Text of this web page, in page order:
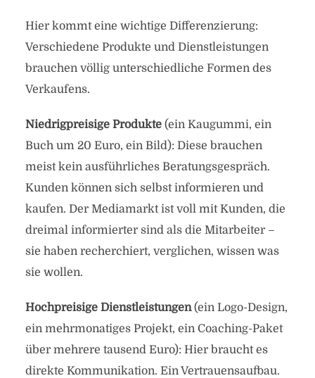
Hier kommt eine wichtige Differenzierung:
Verschiedene Produkte und Dienstleistungen
brauchen völlig unterschiedliche Formen des
Verkaufens.
Niedrigpreisige Produkte(ein Kaugummi, ein
Buch um 20 Euro, ein Bild): Diese brauchen
meist kein ausführliches Beratungsgespräch.
Kunden können sich selbst informieren und
kaufen. Der Mediamarkt ist voll mit Kunden, die
dreimal informierter sind als die Mitarbeiter –
sie haben recherchiert, verglichen, wissen was
sie wollen.
Hochpreisige Dienstleistungen(ein Logo-Design,
ein mehrmonatiges Projekt, ein Coaching-Paket
über mehrere tausend Euro): Hier braucht es
direkte Kommunikation. Ein Vertrauensaufbau.